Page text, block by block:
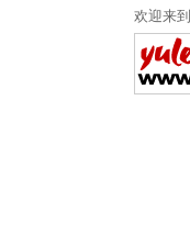
欢迎来到